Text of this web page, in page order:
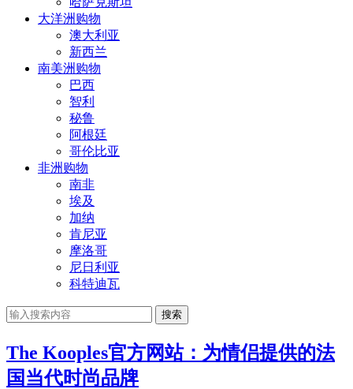
大洋洲购物
澳大利亚
新西兰
南美洲购物
巴西
智利
秘鲁
阿根廷
哥伦比亚
非洲购物
南非
埃及
加纳
肯尼亚
摩洛哥
尼日利亚
科特迪瓦
搜索
The Kooples官方网站：为情侣提供的法
国当代时尚品牌